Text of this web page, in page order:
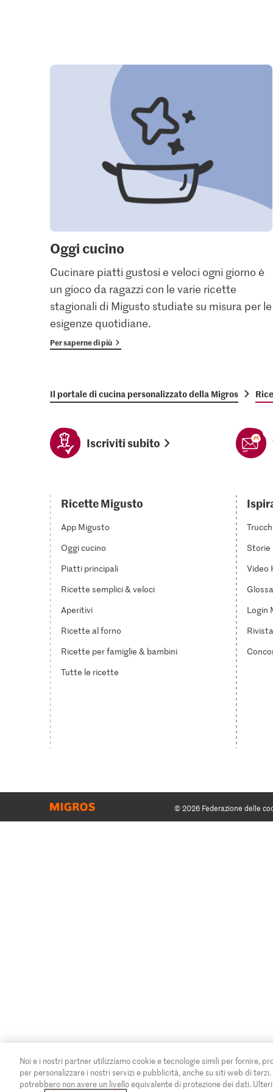
Oggi cucino
Cucinare piatti gustosi e veloci ogni giorno è
un gioco da ragazzi con le varie ricette
stagionali di Migusto studiate su misura per le
esigenze quotidiane.
Per saperne di più
Il portale di cucina personalizzato della Migros
Iscriviti subito
Ricette Migusto
App Migusto
Oggi cucino
Piatti principali
Ricette semplici & veloci
Aperitivi
Ricette al forno
Ricette per famiglie & bambini
Tutte le ricette
Storie
Video
Login
© 2026 Federazione delle
Noi e i nostri partner utilizziamo cookie e tecnologie simili per fornire,
per personalizzare i nostri servizi e pubblicità, anche su siti web di
potrebbero non avere un livello equivalente di protezione dei dati.